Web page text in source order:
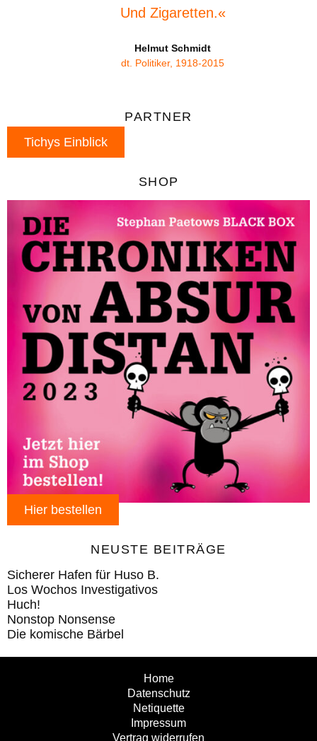
Und Zigaretten.«
Helmut Schmidt
dt. Politiker, 1918-2015
PARTNER
Tichys Einblick
SHOP
Hier bestellen
NEUSTE BEITRÄGE
Sicherer Hafen für Huso B.
Los Wochos Investigativos
Huch!
Nonstop Nonsense
Die komische Bärbel
Home
Datenschutz
Netiquette
Impressum
Vertrag widerrufen